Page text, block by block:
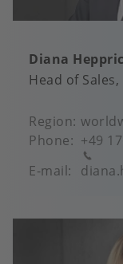
Diana
Head of
Region
Phone
+49
E-mail